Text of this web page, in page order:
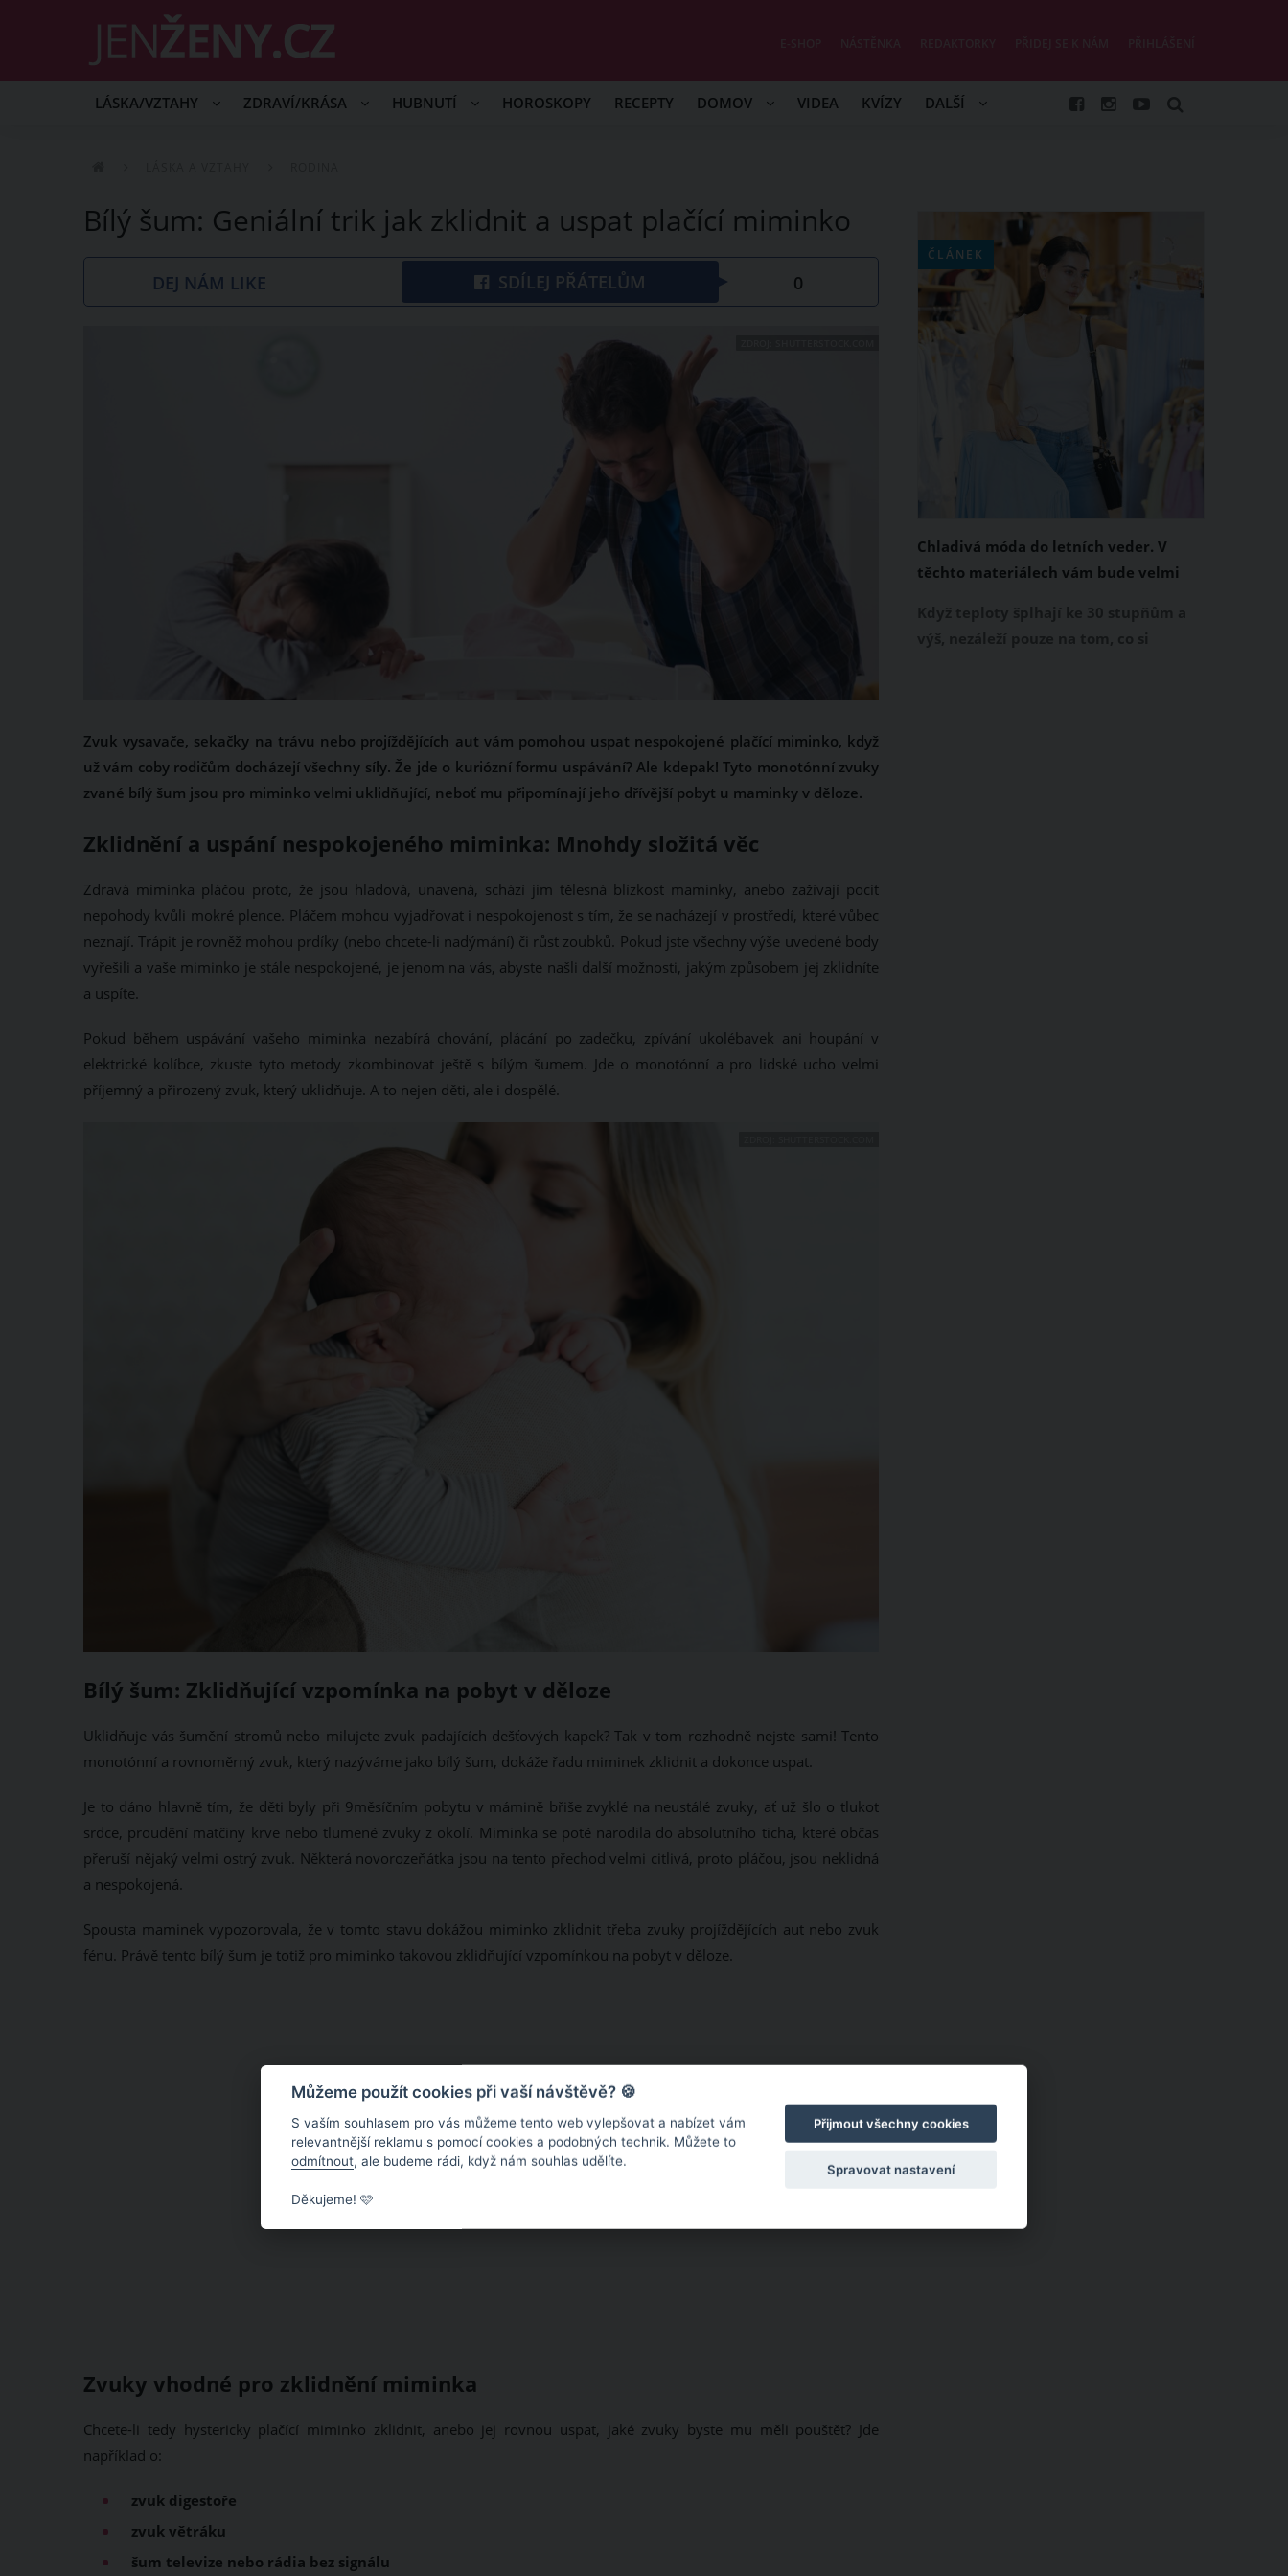
LÁSKA/VZTAHY ZDRAVÍ/KRÁSA HUBNUTÍ HOROSKOPY RECEPTY DOMOV VIDEA KVÍZY DALŠÍ
Bílý šum: Geniální trik jak zklidnit a uspat plačící miminko
DEJ NÁM LIKE SDÍLEJ PŘÁTELŮM 0
Zvuk vysavače, sekačky na trávu nebo projíždějících aut vám pomohou uspat nespokojené plačící miminko, když
už vám coby rodičům docházejí všechny síly. Že jde o kuriózní formu uspávání? Ale kdepak! Tyto monotónní zvuky
zvané bílý šum jsou pro miminko velmi uklidňující, neboť mu připomínají jeho dřívější pobyt u maminky v děloze.
Zklidnění a uspání nespokojeného miminka: Mnohdy složitá věc
Zdravá miminka pláčou proto, že jsou hladová, unavená, schází jim tělesná blízkost maminky, anebo zažívají pocit
nepohody kvůli mokré plence. Pláčem mohou vyjadřovat i nespokojenost s tím, že se nacházejí v prostředí, které vůbec
neznají. Trápit je rovněž mohou prdíky (nebo chcete-li nadýmání) či růst zoubků. Pokud jste všechny výše uvedené body
vyřešili a vaše miminko je stále nespokojené, je jenom na vás, abyste našli další možnosti, jakým způsobem jej zklidníte
a uspíte.
Pokud během uspávání vašeho miminka nezabírá chování, plácání po zadečku, zpívání ukolébavek ani houpání v
elektrické kolíbce, zkuste tyto metody zkombinovat ještě s bílým šumem. Jde o monotónní a pro lidské ucho velmi
příjemný a přirozený zvuk, který uklidňuje. A to nejen děti, ale i dospělé.
Bílý šum: Zklidňující vzpomínka na pobyt v děloze
Uklidňuje vás šumění stromů nebo milujete zvuk padajících dešťových kapek? Tak v tom rozhodně nejste sami! Tento
monotónní a rovnoměrný zvuk, který nazýváme jako bílý šum, dokáže řadu miminek zklidnit a dokonce uspat.
Je to dáno hlavně tím, že děti byly při 9měsíčním pobytu v mámině břiše zvyklé na neustálé zvuky, ať už šlo o tlukot
srdce, proudění matčiny krve nebo tlumené zvuky z okolí. Miminka se poté narodila do absolutního ticha, které občas
přeruší nějaký velmi ostrý zvuk. Některá novorozeňátka jsou na tento přechod velmi citlivá, proto pláčou, jsou neklidná
a nespokojená.
Spousta maminek vypozorovala, že v tomto stavu dokážou miminko zklidnit třeba zvuky projíždějících aut nebo zvuk
fénu. Právě tento bílý šum je totiž pro miminko takovou zklidňující vzpomínkou na pobyt v děloze.
Zvuky vhodné pro zklidnění miminka
Chcete-li tedy hystericky plačící miminko zklidnit, anebo jej rovnou uspat, jaké zvuky byste mu měli pouštět? Jde
například o:
zvuk digestoře
zvuk větráku
šum televize nebo rádia bez signálu
ČLÁNEK
Chladivá móda do letních veder. V
těchto materiálech vám bude velmi
Můžeme použít cookies při vaší návštěvě? 🍪
S vaším souhlasem pro vás můžeme tento web vylepšovat a nabízet vám
relevantnější reklamu s pomocí cookies a podobných technik. Můžete to
odmítnout, ale budeme rádi, když nám souhlas udělíte.
Děkujeme! 🩷
Přijmout všechny cookies
Spravovat nastavení